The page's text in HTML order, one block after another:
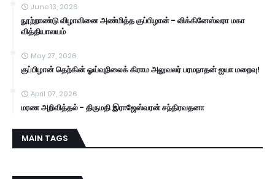
June 13, 2026
நூற்றாண்டு விழாவினை அண்மித்த குப்பிழான் - விக்கினேஸ்வரா மகா
வித்தியாலயம்
May 27, 2026
குப்பிழான் தெற்கின் ஓய்வுநிலைக் கிராம அலுவலர் பரமநாதன் ஐயா மறைவு!
April 07, 2026
மரண அறிவித்தல் - திருமதி இராஜேஸ்வரன் சந்திரவதனா
MAIN TAGS